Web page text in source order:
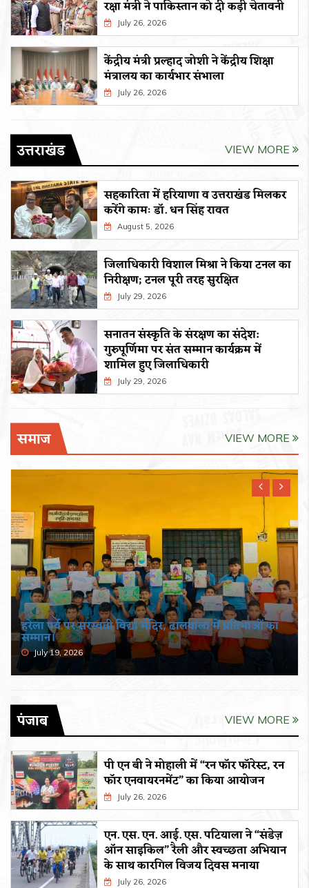
रक्षा मंत्री ने पाकिस्तान को दी कड़ी चेतावनी
July 26, 2026
केंद्रीय मंत्री प्रल्हाद जोशी ने केंद्रीय शिक्षा
मंत्रालय का कार्यभार संभाला
July 26, 2026
उत्तराखंड VIEW MORE
सहकारिता में हरियाणा व उत्तराखंड मिलकर
करेंगे कामः डाॅ. धन सिंह रावत
August 5, 2026
जिलाधिकारी विशाल मिश्रा ने किया टनल का
निरीक्षण; टनल पूरी तरह सुरक्षित
July 29, 2026
सनातन संस्कृति के संरक्षण का संदेश:
गुरुपूर्णिमा पर संत सम्मान कार्यक्रम में
शामिल हुए जिलाधिकारी
July 29, 2026
समाज VIEW MORE
हरेला पर्व पर सरस्वती विद्या मंदिर, ढालवाला में प्रतिभाओं का
सम्मान।
July 19, 2026
पंजाब VIEW MORE
पी एन बी ने मोहाली में “रन फॉर फॉरेस्ट, रन
फॉर एनवायरनमेंट” का किया आयोजन
July 26, 2026
एन. एस. एन. आई. एस. पटियाला ने “संडेज़
ऑन साइकिल” रैली और स्वच्छता अभियान
के साथ कारगिल विजय दिवस मनाया
July 26, 2026